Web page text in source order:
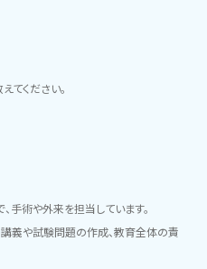
てください。
手術や外来を担当しています。
義や試験問題の作成、教育全体の責